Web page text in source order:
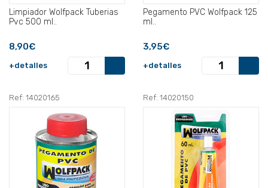
Limpiador Wolfpack Tuberias
Pvc 500 ml..
8,90€
+detalles
Pegamento PVC Wolfpack 125
ml..
3,95€
+detalles
Ref: 14020165 Ref: 14020150